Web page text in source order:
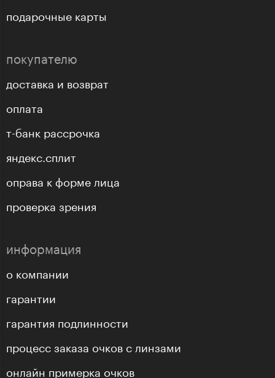
подарочные карты
покупателю
доставка и возврат
оплата
т-банк рассрочка
яндекс.сплит
оправа к форме лица
проверка зрения
информация
о компании
гарантии
гарантия подлинности
процесс заказа очков с линзами
онлайн примерка очков